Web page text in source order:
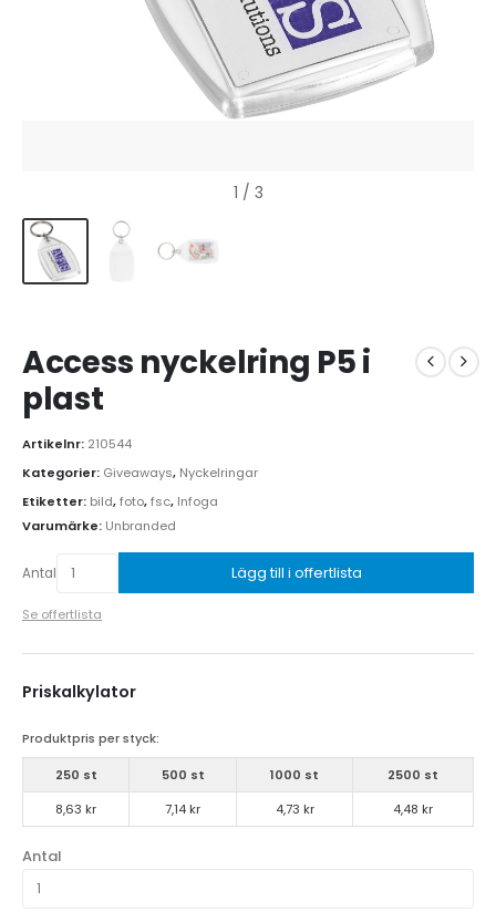
1 / 3
Access nyckelring P5 i
plast
Artikelnr: 210544
Kategorier: Giveaways, Nyckelringar
Etiketter: bild,foto,fsc, Infoga
Varumärke: Unbranded
Antal Lägg till i offertlista
Se offertlista
Priskalkylator
Produktpris per styck:
250 st 500 st 1000 st
2500 st
8,63 kr
7,14 kr 4,73 kr 4,48 kr
Antal